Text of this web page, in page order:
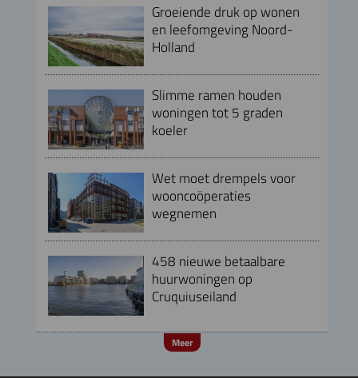
Groeiende druk op wonen
en leefomgeving Noord-
Holland
Slimme ramen houden
woningen tot 5 graden
koeler
Wet moet drempels voor
wooncoöperaties
wegnemen
458 nieuwe betaalbare
huurwoningen op
Cruquiuseiland
Meer